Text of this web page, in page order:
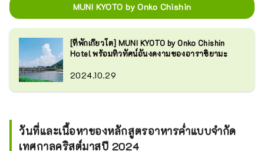
MUNI KYOTO by Onko Chishin
[ที่พักเกียวโต] MUNI KYOTO by Onko Chishin
Hotel พร้อมทิวทัศน์อันงดงามของอาราชิยามะ
2024.10.29
วันที่และเนื้อหาของหลักสูตรอาหารค่ำแบบจำกัด
เทศกาลคริสต์มาสปี 2024